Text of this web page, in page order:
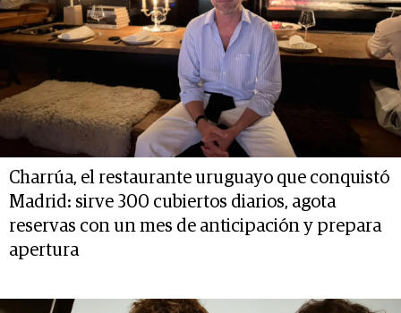
Charrúa, el restaurante uruguayo que conquistó
Madrid: sirve 300 cubiertos diarios, agota
reservas con un mes de anticipación y prepara
apertura